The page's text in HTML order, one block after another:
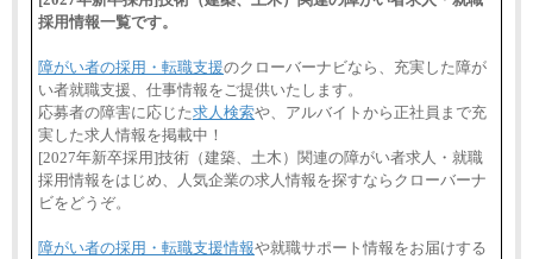
採用情報一覧です。
障がい者の採用・転職支援のクローバーナビなら、充実した障が
い者就職支援、仕事情報をご提供いたします。
応募者の障害に応じた求人検索や、アルバイトから正社員まで充
実した求人情報を掲載中！
[2027年新卒採用]技術（建築、土木）関連の障がい者求人・就職
採用情報をはじめ、人気企業の求人情報を探すならクローバーナ
ビをどうぞ。
障がい者の採用・転職支援情報や就職サポート情報をお届けする